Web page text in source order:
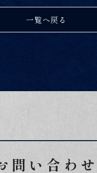
一覧へ戻る
問い合わ